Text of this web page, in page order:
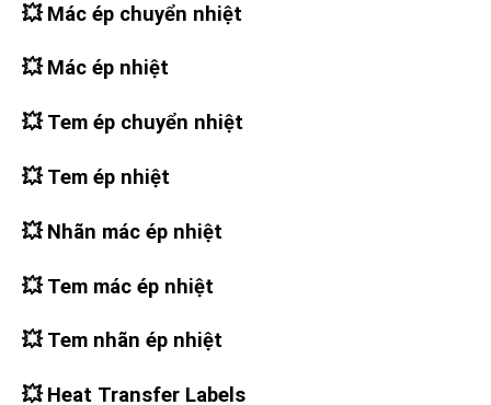
💥Mác ép chuyển nhiệt
💥Mác ép nhiệt
💥Tem ép chuyển nhiệt
💥Tem ép nhiệt
💥Nhãn mác ép nhiệt
💥Tem mác ép nhiệt
💥Tem nhãn ép nhiệt
💥Heat Transfer Labels